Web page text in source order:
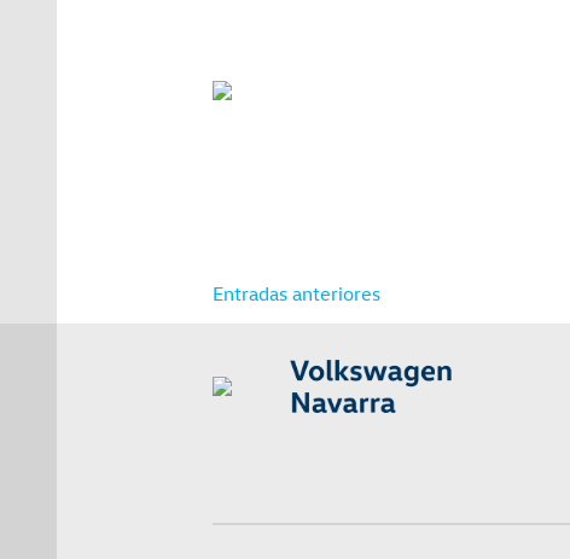
Navegación
Entradas anteriores